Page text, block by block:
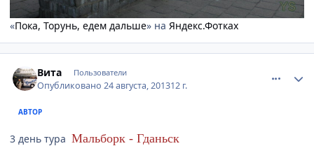
«Пока, Торунь, едем дальше» на Яндекс.Фотках
Вита Пользователи
Опубликовано24 августа, 201312 г.
АВТОР
3 день тура Мальборк - Гданьск